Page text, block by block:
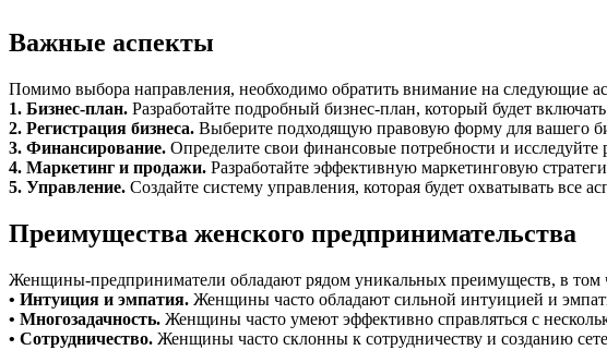
Важные аспекты
Помимо выбора направления, необходимо обратить внимание на следующие
1. Бизнес-план. Разработайте подробный бизнес-план, который будет
2. Регистрация бизнеса. Выберите подходящую правовую форму для вашего
3. Финансирование. Определите свои финансовые потребности и
4. Маркетинг и продажи. Разработайте эффективную маркетинговую
5. Управление. Создайте систему управления, которая будет охватывать
Преимущества женского предпринимательства
Женщины-предприниматели обладают рядом уникальных преимуществ, в том
• Интуиция и эмпатия. Женщины часто обладают сильной интуицией и
• Многозадачность. Женщины часто умеют эффективно справляться с
• Сотрудничество. Женщины часто склонны к сотрудничеству и созданию